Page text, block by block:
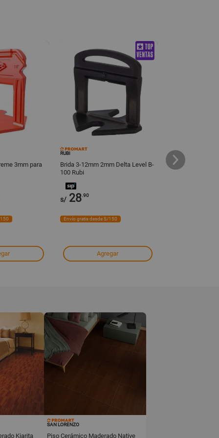
3mm para
RUBI
Brida 3-12mm 2mm Delta Level B-
100 Rubi
s/ 28.90
Envío gratis desde S/150
Agregar
RUBI
Brida 3-12mm
Kiarita
SAN LORENZO
Piso Cerámico Maderado Native